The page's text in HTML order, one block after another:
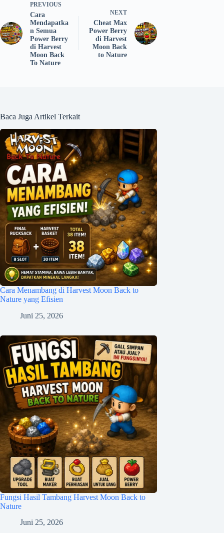
PREVIOUS
Cara
Mendapatka
n Semua
Power Berry
di Harvest
Moon Back
To Nature
NEXT
Cheat Max
Power Berry
di Harvest
Moon Back
to Nature
Baca Juga Artikel Terkait
Cara Menambang di Harvest Moon Back to
Nature yang Efisien
Juni 25, 2026
Fungsi Hasil Tambang Harvest Moon Back to
Nature
Juni 25, 2026